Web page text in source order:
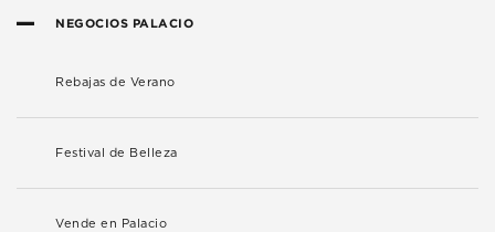
NEGOCIOS PALACIO
Rebajas de Verano
Festival de Belleza
Vende en Palacio